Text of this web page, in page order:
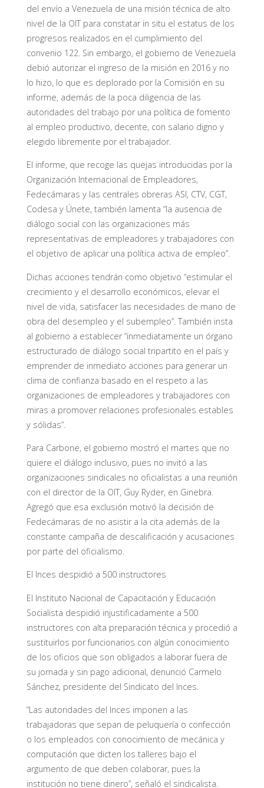
del envío a Venezuela de una misión técnica de alto
nivel de la OIT para constatar in situ el estatus de los
progresos realizados en el cumplimiento del
convenio 122. Sin embargo, el gobierno de Venezuela
debió autorizar el ingreso de la misión en 2016 y no
lo hizo, lo que es deplorado por la Comisión en su
informe, además de la poca diligencia de las
autoridades del trabajo por una política de fomento
al empleo productivo, decente, con salario digno y
elegido libremente por el trabajador.
El informe, que recoge las quejas introducidas por la
Organización Internacional de Empleadores,
Fedecámaras y las centrales obreras ASI, CTV, CGT,
Codesa y Únete, también lamenta “la ausencia de
diálogo social con las organizaciones más
representativas de empleadores y trabajadores con
el objetivo de aplicar una política activa de empleo”.
Dichas acciones tendrán como objetivo “estimular el
crecimiento y el desarrollo económicos, elevar el
nivel de vida, satisfacer las necesidades de mano de
obra del desempleo y el subempleo”. También insta
al gobierno a establecer “inmediatamente un órgano
estructurado de diálogo social tripartito en el país y
emprender de inmediato acciones para generar un
clima de confianza basado en el respeto a las
organizaciones de empleadores y trabajadores con
miras a promover relaciones profesionales estables
y sólidas”.
Para Carbone, el gobierno mostró el martes que no
quiere el diálogo inclusivo, pues no invitó a las
organizaciones sindicales no oficialistas a una reunión
con el director de la OIT, Guy Ryder, en Ginebra.
Agregó que esa exclusión motivó la decisión de
Fedecámaras de no asistir a la cita además de la
constante campaña de descalificación y acusaciones
por parte del oficialismo.
El Inces despidió a 500 instructores
El Instituto Nacional de Capacitación y Educación
Socialista despidió injustificadamente a 500
instructores con alta preparación técnica y procedió a
sustituirlos por funcionarios con algún conocimiento
de los oficios que son obligados a laborar fuera de
su jornada y sin pago adicional, denunció Carmelo
Sánchez, presidente del Sindicato del Inces.
“Las autoridades del Inces imponen a las
trabajadoras que sepan de peluquería o confección
o los empleados con conocimiento de mecánica y
computación que dicten los talleres bajo el
argumento de que deben colaborar, pues la
institución no tiene dinero”, señaló el sindicalista.